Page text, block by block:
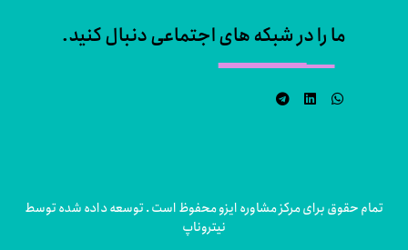
ما را در شبکه های اجتماعی دنبال کنید.
تمام حقوق برای مرکز مشاوره ایزو محفوظ است . توسعه داده شده توسط
نیتروناپ